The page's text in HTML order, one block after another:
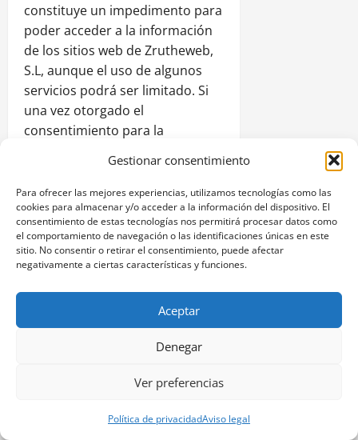
Gestionar consentimiento
Para ofrecer las mejores experiencias, utilizamos tecnologías como las
cookies para almacenar y/o acceder a la información del dispositivo. El
consentimiento de estas tecnologías nos permitirá procesar datos como
el comportamiento de navegación o las identificaciones únicas en este
sitio. No consentir o retirar el consentimiento, puede afectar
negativamente a ciertas características y funciones.
Aceptar
Denegar
Ver preferencias
Política de privacidadAviso legal
constituye un impedimento para
poder acceder a la información
de los sitios web de Zrutheweb,
S.L, aunque el uso de algunos
servicios podrá ser limitado. Si
una vez otorgado el
consentimiento para la
desease retirar este, se deberán
eliminar aquellas almacenadas
en el equipo del usuario, a
través de las opciones de los
diferentes navegadores.
Las cookies pueden ser
bloqueadas, según desee, para
convenientemente el navegador